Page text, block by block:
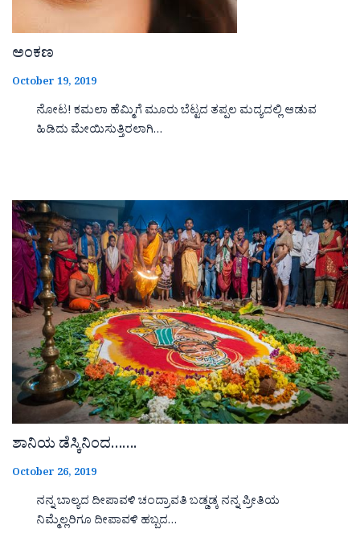
ಅಂಕಣ
October 19, 2019
ನೋಟ! ಕಮಲಾ ಹೆಮ್ಮಿಗೆ ಮೂರು ಬೆಟ್ಟದ ತಪ್ಪಲ ಮದ್ಯದಲ್ಲಿ ಆಡುವ
ಹಿಡಿದು ಮೇಯಿಸುತ್ತಿರಲಾಗಿ…
ಶಾನಿಯ ಡೆಸ್ಕಿನಿಂದ…….
October 26, 2019
ನನ್ನ ಬಾಲ್ಯದ ದೀಪಾವಳಿ ಚಂದ್ರಾವತಿ ಬಡ್ಡಡ್ಕ ನನ್ನ ಪ್ರೀತಿಯ
ನಿಮ್ಮೆಲ್ಲರಿಗೂ ದೀಪಾವಳಿ ಹಬ್ಬದ…